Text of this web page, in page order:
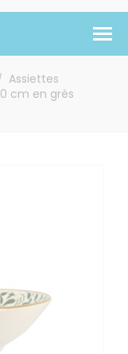
Assiettes
cm en grès